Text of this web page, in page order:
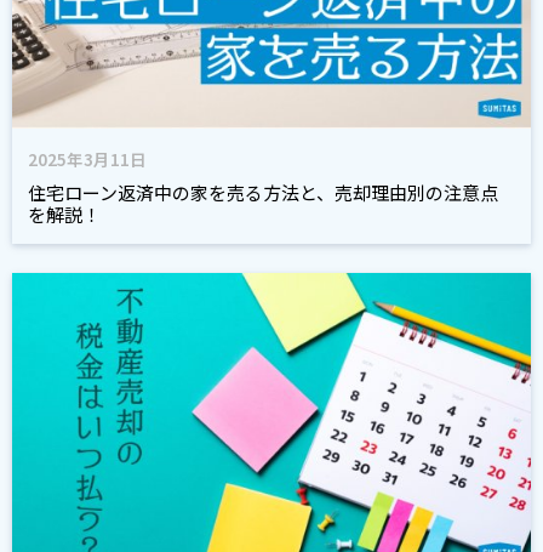
2025年3月11日
住宅ローン返済中の家を売る方法と、売却理由別の注意点
を解説！